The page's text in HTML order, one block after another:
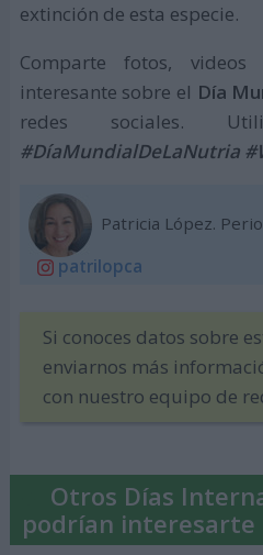
extinción de esta especie.
Comparte fotos,
interesante sobre el Día
redes sociales.
#DíaMundialDeLaNutria
Patricia López.
patrilopca
Si conoces datos sobre
enviarnos más
con nuestro equipo de
Otros Días
podrían interesarte